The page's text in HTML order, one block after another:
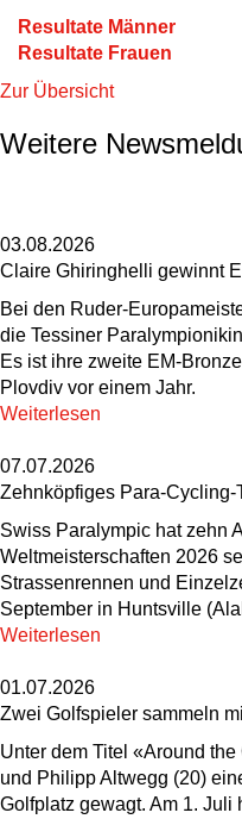
Resultate Männer
Resultate Frauen
Zur Übersicht
Weitere
03.08.2026
Claire Ghiringhelli gewinnt
Bei den Ruder-
die Tessiner
Es ist ihre zweite EM-
Plovdiv vor einem Jahr.
Weiterlesen
07.07.2026
Zehnköpfiges Para-Cycling-
Swiss Paralympic hat zehn
Weltmeisterschaften 2026
Strassenrennen und
September in Huntsville
Weiterlesen
01.07.2026
Zwei Golfspieler sammeln
Unter dem Titel «Around
und Philipp Altwegg (20)
Golfplatz gewagt. Am 1. Juli